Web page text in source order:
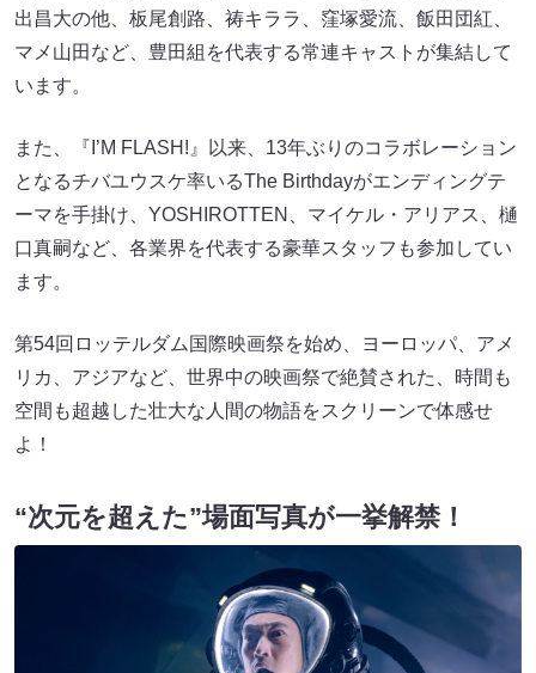
出昌大の他、板尾創路、祷キララ、窪塚愛流、飯田団紅、
マメ山田など、豊田組を代表する常連キャストが集結して
います。
また、『I’M FLASH!』以来、13年ぶりのコラボレーション
となるチバユウスケ率いるThe Birthdayがエンディングテ
ーマを手掛け、YOSHIROTTEN、マイケル・アリアス、樋
口真嗣など、各業界を代表する豪華スタッフも参加してい
ます。
第54回ロッテルダム国際映画祭を始め、ヨーロッパ、アメ
リカ、アジアなど、世界中の映画祭で絶賛された、時間も
空間も超越した壮大な人間の物語をスクリーンで体感せ
よ！
“次元を超えた”場面写真が一挙解禁！